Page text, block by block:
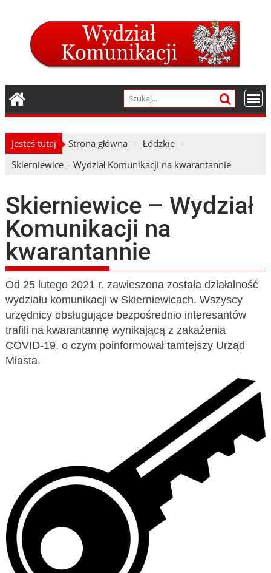
Jesteś tutaj Strona główna
Łódzkie
Skierniewice – Wydział Komunikacji na kwarantannie
Skierniewice – Wydział
Komunikacji na
kwarantannie
Od 25 lutego 2021 r. zawieszona została działalność
wydziału komunikacji w Skierniewicach. Wszyscy
urzędnicy obsługujące bezpośrednio interesantów
trafili na kwarantannę wynikającą z zakażenia
COVID-19, o czym poinformował tamtejszy Urząd
Miasta.